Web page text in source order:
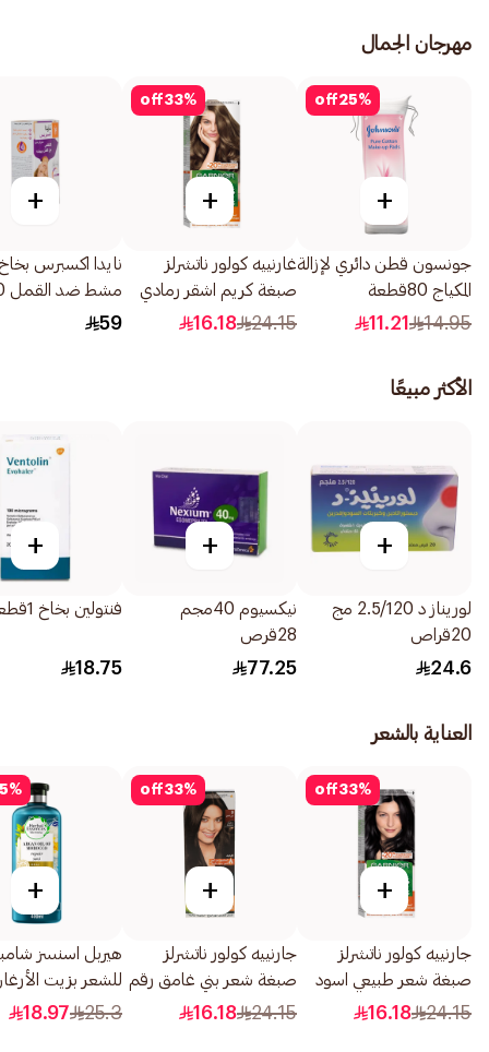
مهرجان الجمال
25%
off
+
جونسون قطن دائري لإزالة
المكياج 80قطعة
14.95
11.21
33%
off
+
غارنييه كولور ناتشرلز
صبغة كريم اشقر رمادي
غامق 6.1 1 قطعة
24.15
16.18
+
نايدا اكسبرس
مشط ضد القمل 50مل
59
الأكثر مبيعًا
+
لوريناز د 2.5/120 مج
20قراص
24.6
+
نيكسيوم 40مجم
28قرص
77.25
+
فنتولين بخاخ 1قطعة
18.75
العناية بالشعر
33%
off
+
جارنييه كولور ناتشرلز
صبغة شعر طبيعي اسود
رقم 0.1 1قطعة
24.15
16.18
33%
off
+
جارنييه كولور ناتشرلز
صبغة شعر بني غامق رقم
3 1قطعة
24.15
16.18
%
+
هيربل اسنسز
للشعر بزيت
للترميم 400مل
25.3
18.97